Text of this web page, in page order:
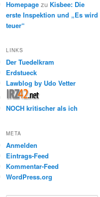
Homepage zu Kisbee: Die
erste Inspektion und „Es wird
teuer“
LINKS
Der Tuedelkram
Erdstueck
Lawblog by Udo Vetter
NOCH kritischer als ich
META
Anmelden
Eintrags-Feed
Kommentar-Feed
WordPress.org